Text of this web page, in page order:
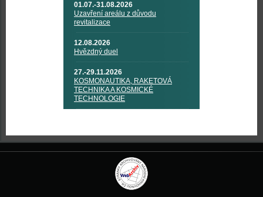
01.07.-31.08.2026
Uzavření areálu z důvodu
revitalizace
12.08.2026
Hvězdný duel
27.-29.11.2026
KOSMONAUTIKA, RAKETOVÁ
TECHNIKA A KOSMICKÉ
TECHNOLOGIE